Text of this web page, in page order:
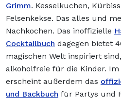
Grimm. Kesselkuchen,
Felsenkekse. Das alles und
Nachkochen. Das inoffizielle
Cocktailbuch dagegen bietet
magischen Welt inspiriert
alkoholfreie für die Kinder. Im
erscheint außerdem das
und Backbuch für Partys und